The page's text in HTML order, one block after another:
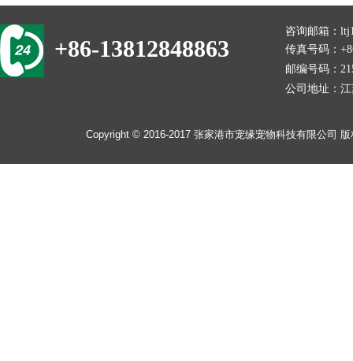
咨询邮箱：
传真号码：
邮编号码：
公司地址：
​​Copyright © 2016-2017张家港市宠缘宠物科技有限公司
+86-13812848863